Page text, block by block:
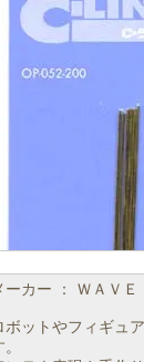
ーカー ： ＷＡＶＥ
ボットやフィギュ